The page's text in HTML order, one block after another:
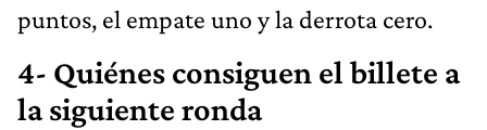
puntos, el empate uno y la derrota cero.
4- Quiénes consiguen el billete a
la siguiente ronda